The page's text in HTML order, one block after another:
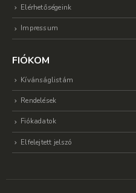
Elérhetőségeink
Impressum
FIÓKOM
Kívánságlistám
Rendelések
Fiókadatok
Elfelejtett jelszó